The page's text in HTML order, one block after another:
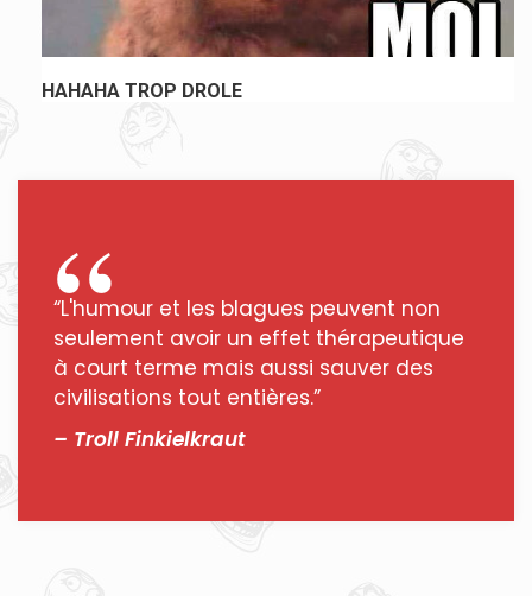
HAHAHA TROP DROLE
“L'humour et les blagues peuvent non
seulement avoir un effet thérapeutique
à court terme mais aussi sauver des
civilisations tout entières.”
– Troll Finkielkraut